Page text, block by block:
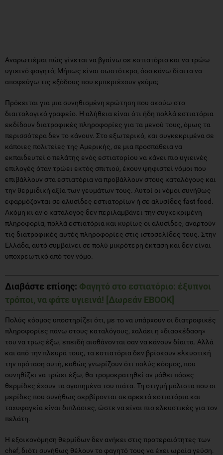
Αναρωτιέμαι πώς γίνεται να βγαίνω σε εστιατόριο και να τρώω
υγιεινό φαγητό; Μήπως είναι σωστότερο, όσο κάνω δίαιτα να
αποφεύγω τις εξόδους που εμπεριέχουν γεύμα;
Πρόκειται για μια συνηθισμένη ερώτηση που ακούω στο
διαιτολογικό γραφείο. Η αλήθεια είναι ότι ήδη πολλά εστιατόρια
εκδίδουν διατροφικές πληροφορίες για τα μενού τους, όμως τα
περισσότερα δεν το κάνουν. Στο εξωτερικό, και συγκεκριμένα σε
κάποιες πολιτείες της Αμερικής, σε μια προσπάθεια να
εκπαιδευτεί ο πελάτης ενός εστιατορίου να κάνει πιο υγιεινές
επιλογές όταν τρώει εκτός σπιτιού, έχουν ψηφιστεί νόμοι που
επιβάλλουν στα εστιατόρια να προβάλλουν στους καταλόγους και
την θερμιδική αξία των γευμάτων τους. Αυτοί οι νόμοι συνήθως
εφαρμόζονται σε αλυσίδες εστιατορίων ή σε αλυσίδες fast food.
Ακόμη κι αν ο κατάλογος δεν περιλαμβάνει την συγκεκριμένη
πληροφορία, πολλά εστιατόρια και κυρίως οι αλυσίδες, αναρτούν
τις διατροφικές αυτές πληροφορίες στις ιστοσελίδες τους. Στην
Ελλάδα, αυτό συμβαίνει σε πολύ μικρότερη έκταση και δεν είναι
υποχρεωτικό από τον νόμο.
Διαβάστε επίσης: Φαγητό στο εστιατόριο: έξυπνοι
τρόποι, να φάτε υγιεινά! [Δωρεάν EBOOK]
Πολύς κόσμος υποστηρίζει ότι, με το να υπάρχουν οι διατροφικές
πληροφορίες πάνω στους καταλόγους, χαλάει η «διασκέδαση»
του να τρως έξω, επειδή αισθάνονται σαν να κάνουν δίαιτα. Αλλά
και από την πλευρά τους, τα εστιατόρια δεν βρίσκουν ελκυστική
την πρόταση αυτή, καθώς γνωρίζουν ότι πολύς κόσμος, που
συνηθίζει να τρώει έξω, θα τρομοκρατηθεί αν μάθει πόσες
θερμίδες έχουν τα αγαπημένα του πιάτα. Τη στιγμή μάλιστα που οι
μερίδες που συνήθως σερβίρονται σε αρκετά εστιατόρια και
ταχυφαγεία είναι διπλάσιες, ώστε να είναι πιο ελκυστικές για τον
πελάτη.
H εξοικονόμηση θερμίδων δεν ανήκει στις προτεραιότητες των
chef, διότι συνήθως θέλουν το φαγητό τους να έχει ωραία γεύση.